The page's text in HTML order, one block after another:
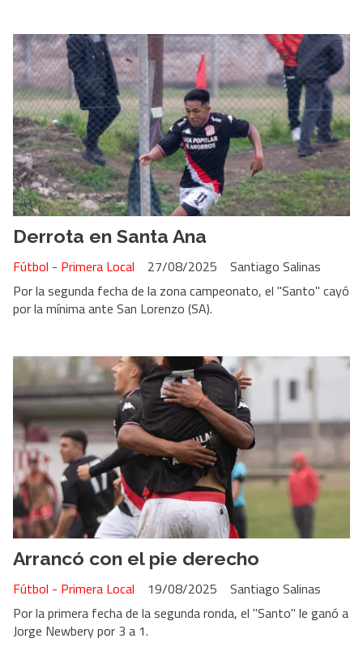
Derrota en Santa Ana
Santiago Salinas
Fútbol - Primera Local
27/08/2025
Por la segunda fecha de la zona campeonato, el "Santo" cayó
por la mínima ante San Lorenzo (SA).
Arrancó con el pie derecho
Santiago Salinas
Fútbol - Primera Local
19/08/2025
Por la primera fecha de la segunda ronda, el "Santo" le ganó a
Jorge Newbery por 3 a 1.